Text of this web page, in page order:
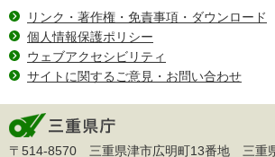
リンク・著作権・免責事項・ダウンロード
個人情報保護ポリシー
ウェブアクセシビリティ
サイトに関するご意見・お問い合わせ
〒514-8570 三重県津市広明町13番地 三重